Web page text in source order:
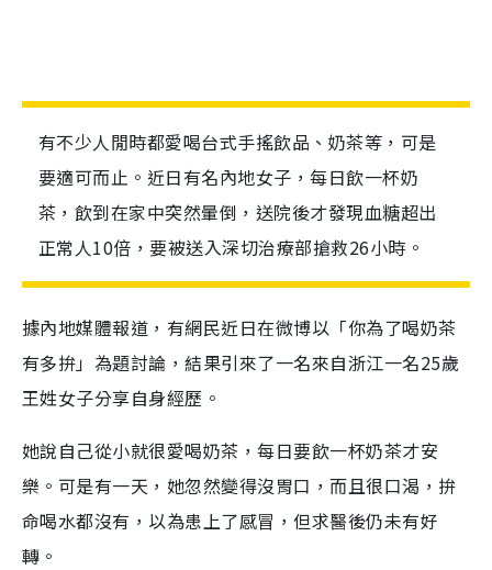
有不少人閒時都愛喝台式手搖飲品、奶茶等，可是
要適可而止。近日有名內地女子，每日飲一杯奶
茶，飲到在家中突然暈倒，送院後才發現血糖超出
正常人10倍，要被送入深切治療部搶救26小時。
據內地媒體報道，有網民近日在微博以「你為了喝奶茶
有多拚」為題討論，結果引來了一名來自浙江一名25歲
王姓女子分享自身經歷。
她說自己從小就很愛喝奶茶，每日要飲一杯奶茶才安
樂。可是有一天，她忽然變得沒胃口，而且很口渴，拚
命喝水都沒有，以為患上了感冒，但求醫後仍未有好
轉。